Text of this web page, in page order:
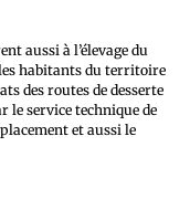
aussi à l’élevage du
habitants du territoire
des routes de desserte
le service technique de
et aussi le